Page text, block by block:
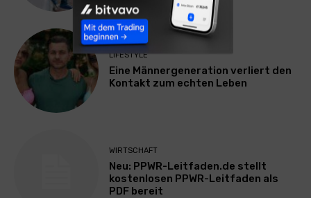
LIFESTYLE
Eine Männergeneration verliert den
Kontakt zum echten Leben
WIRTSCHAFT
Neu: PPWR-Leitfaden.de stellt
kostenlosen PPWR-Leitfaden als
PDF bereit